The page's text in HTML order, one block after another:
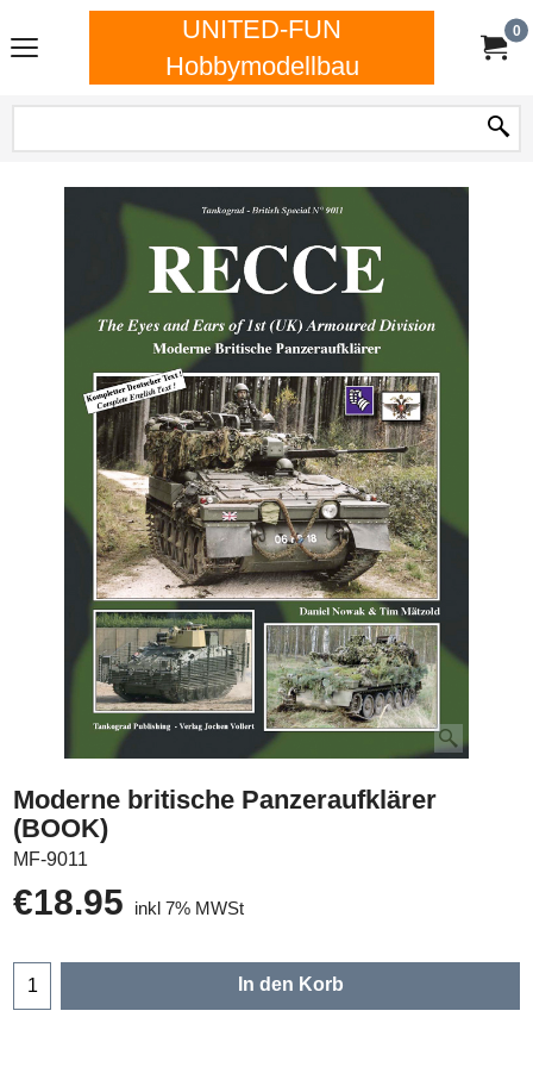
UNITED-FUN
Hobbymodellbau
0
Moderne britische Panzeraufklärer
(BOOK)
MF-9011
€18.95 inkl 7% MWSt
In den Korb